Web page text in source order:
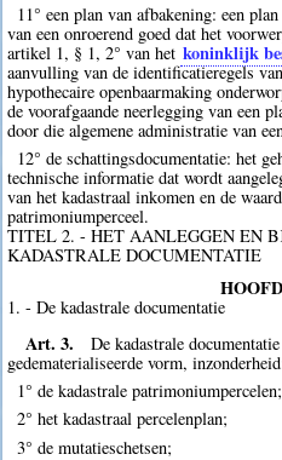
11° een plan van afbakening: een
van een onroerend goed dat het
artikel 1, § 1, 2° van het koninklijk
aanvulling van de identificatieregels
hypothecaire openbaarmaking
de voorafgaande neerlegging van een
door die algemene administratie van
12° de schattingsdocumentatie: het
technische informatie dat wordt
van het kadastraal inkomen en de
patrimoniumperceel.
TITEL 2. - HET AANLEGGEN EN
KADASTRALE DOCUMENTATIE
1. - De kadastrale documentatie
Art. 3.
De kadastrale
gedematerialiseerde vorm,
1° de kadastrale patrimoniumpercelen;
2° het kadastraal percelenplan;
3° de mutatieschetsen;